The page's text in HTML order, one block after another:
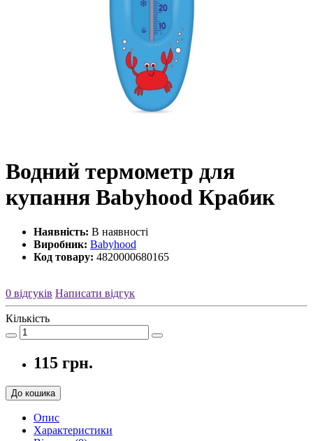
Водний термометр для
купання Babyhood Крабик
Наявність: В наявності
Виробник: Babyhood
Код товару: 4820000680165
0 відгуків Написати відгук
Кількість
115 грн.
До кошика
Опис
Характеристики